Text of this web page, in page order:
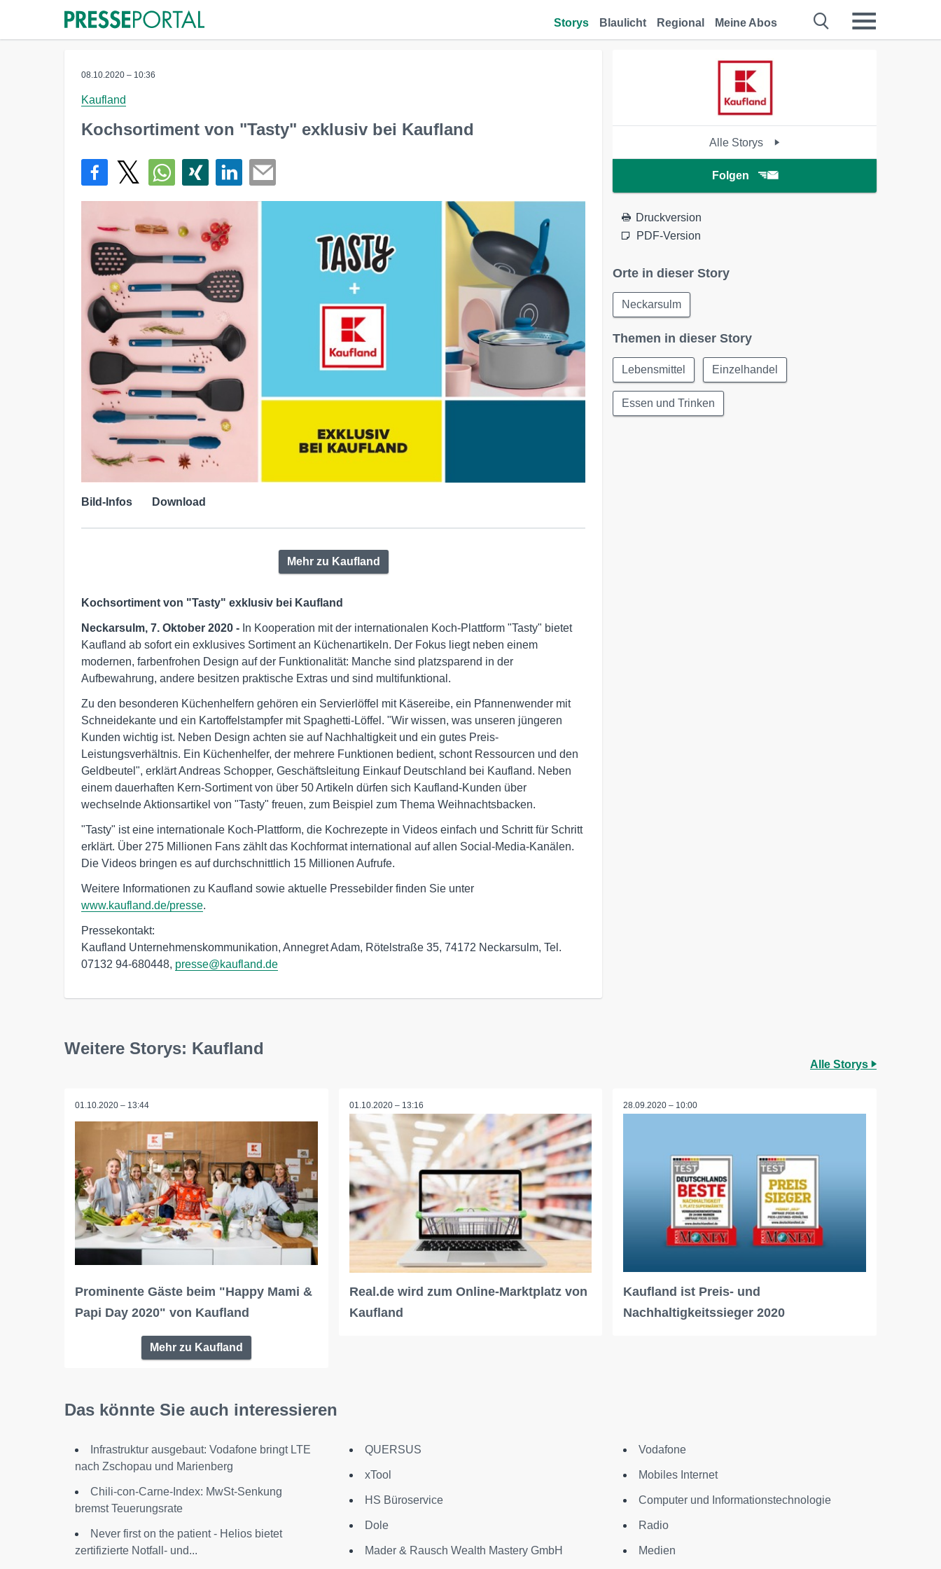
Storys Blaulicht Regional Meine Abos
08.10.2020 – 10:36
Kaufland
Kochsortiment von "Tasty" exklusiv bei Kaufland
Bild-Infos Download
Mehr zu Kaufland
Kochsortiment von "Tasty" exklusiv bei Kaufland
Neckarsulm, 7. Oktober 2020 - In Kooperation mit der internationalen Koch-Plattform "Tasty" bietet
Kaufland ab sofort ein exklusives Sortiment an Küchenartikeln. Der Fokus liegt neben einem
modernen, farbenfrohen Design auf der Funktionalität: Manche sind platzsparend in der
Aufbewahrung, andere besitzen praktische Extras und sind multifunktional.
Zu den besonderen Küchenhelfern gehören ein Servierlöffel mit Käsereibe, ein Pfannenwender mit
Schneidekante und ein Kartoffelstampfer mit Spaghetti-Löffel. "Wir wissen, was unseren jüngeren
Kunden wichtig ist. Neben Design achten sie auf Nachhaltigkeit und ein gutes Preis-
Leistungsverhältnis. Ein Küchenhelfer, der mehrere Funktionen bedient, schont Ressourcen und den
Geldbeutel", erklärt Andreas Schopper, Geschäftsleitung Einkauf Deutschland bei Kaufland. Neben
einem dauerhaften Kern-Sortiment von über 50 Artikeln dürfen sich Kaufland-Kunden über
wechselnde Aktionsartikel von "Tasty" freuen, zum Beispiel zum Thema Weihnachtsbacken.
"Tasty" ist eine internationale Koch-Plattform, die Kochrezepte in Videos einfach und Schritt für Schritt
erklärt. Über 275 Millionen Fans zählt das Kochformat international auf allen Social-Media-Kanälen.
Die Videos bringen es auf durchschnittlich 15 Millionen Aufrufe.
Weitere Informationen zu Kaufland sowie aktuelle Pressebilder finden Sie unter
www.kaufland.de/presse.
Pressekontakt:
Kaufland Unternehmenskommunikation, Annegret Adam, Rötelstraße 35, 74172 Neckarsulm, Tel.
07132 94-680448, presse@kaufland.de
Alle Storys
Folgen
Druckversion
PDF-Version
Orte in dieser Story
Neckarsulm
Themen in dieser Story
Lebensmittel Einzelhandel
Essen und Trinken
Weitere Storys: Kaufland
Alle Storys
01.10.2020 – 13:44
Prominente Gäste beim "Happy Mami &
Papi Day 2020" von Kaufland
Mehr zu Kaufland
01.10.2020 – 13:16
Real.de wird zum Online-Marktplatz von
Kaufland
28.09.2020 – 10:00
Kaufland ist Preis- und
Nachhaltigkeitssieger 2020
Das könnte Sie auch interessieren
Infrastruktur ausgebaut: Vodafone bringt LTE
nach Zschopau und Marienberg
Chili-con-Carne-Index: MwSt-Senkung
bremst Teuerungsrate
Never first on the patient - Helios bietet
zertifizierte Notfall- und...
QUERSUS
xTool
HS Büroservice
Dole
Mader & Rausch Wealth Mastery GmbH
Vodafone
Mobiles Internet
Computer und Informationstechnologie
Radio
Medien